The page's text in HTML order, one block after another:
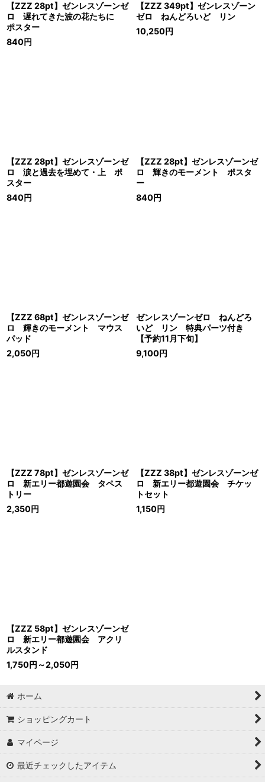
【ZZZ 28pt】ゼンレスゾーンゼ
ロ 遅れてきた波の花たちに
ポスター
840円
【ZZZ 349pt】ゼンレスゾーン
ゼロ ねんどろいど リン
10,250円
【ZZZ 28pt】ゼンレスゾーンゼ
ロ 涙と過去を埋めて・上 ポ
スター
840円
【ZZZ 28pt】ゼンレスゾーンゼ
ロ 輝きのモーメント ポスタ
ー
840円
【ZZZ 68pt】ゼンレスゾーンゼ
ロ 輝きのモーメント マウス
パッド
2,050円
ゼンレスゾーンゼロ ねんどろ
いど リン 特典パーツ付き
【予約11月下旬】
9,100円
【ZZZ 78pt】ゼンレスゾーンゼ
ロ 新エリー都遊園会 タペス
トリー
2,350円
【ZZZ 38pt】ゼンレスゾーンゼ
ロ 新エリー都遊園会 チケッ
トセット
1,150円
【ZZZ 58pt】ゼンレスゾーンゼ
ロ 新エリー都遊園会 アクリ
ルスタンド
1,750円 ～2,050円
ホーム
ショッピングカート
マイページ
最近チェックしたアイテム